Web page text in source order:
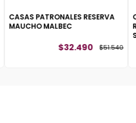
CASAS PATRONALES RESERVA
MAUCHO MALBEC
$32.490 $51.540